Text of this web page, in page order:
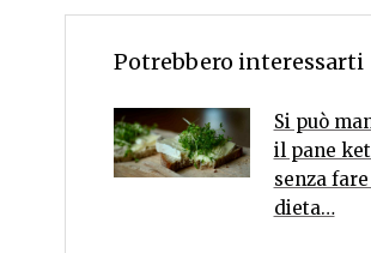
Potrebbero interessarti
Si può
il pane
senza
dieta…